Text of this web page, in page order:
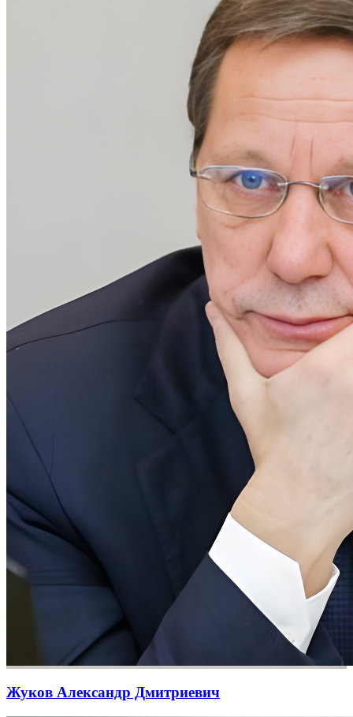
Жуков Александр Дмитриевич